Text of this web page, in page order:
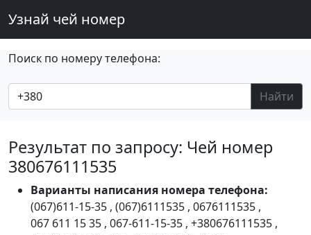
Узнай чей номер
Поиск по номеру телефона:
Найти
Результат по запросу: Чей номер
380676111535
Варианты написания номера телефона:
(067)611-15-35 , (067)6111535 , 0676111535 ,
067 611 15 35 , 067-611-15-35 , +380676111535 ,